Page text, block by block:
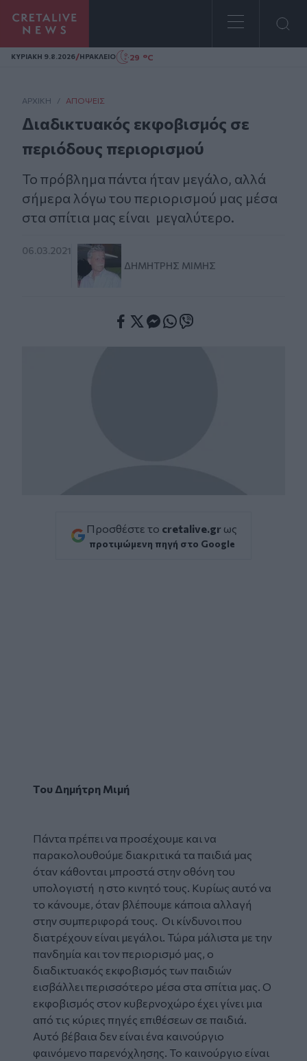
Homepage
ΚΥΡΙΑΚΗ 9.8.2026/ΗΡΑΚΛΕΙΟ 29 °C
ΑΡΧΙΚΗ / ΑΠΌΨΕΙΣ
Διαδικτυακός εκφοβισμός σε
περιόδους περιορισμού
Το πρόβλημα πάντα ήταν μεγάλο, αλλά
σήμερα λόγω του περιορισμού μας μέσα
στα σπίτια μας είναι μεγαλύτερο.
06.03.2021
ΔΗΜΉΤΡΗΣ ΜΙΜΉΣ
Προσθέστε το cretalive.gr ως
προτιμώμενη πηγή στο Google
Του Δημήτρη Μιμή
Πάντα πρέπει να προσέχουμε και να
παρακολουθούμε διακριτικά τα παιδιά μας
όταν κάθονται μπροστά στην οθόνη του
υπολογιστή η στο κινητό τους. Κυρίως αυτό να
το κάνουμε, όταν βλέπουμε κάποια αλλαγή
στην συμπεριφορά τους. Οι κίνδυνοι που
διατρέχουν είναι μεγάλοι. Τώρα μάλιστα με την
πανδημία και τον περιορισμό μας, ο
διαδικτυακός εκφοβισμός των παιδιών
εισβάλλει περισσότερο μέσα στα σπίτια μας. Ο
εκφοβισμός στον κυβερνοχώρο έχει γίνει μια
από τις κύριες πηγές επιθέσεων σε παιδιά.
Αυτό βέβαια δεν είναι ένα καινούργιο
φαινόμενο παρενόχλησης. Το καινούργιο είναι